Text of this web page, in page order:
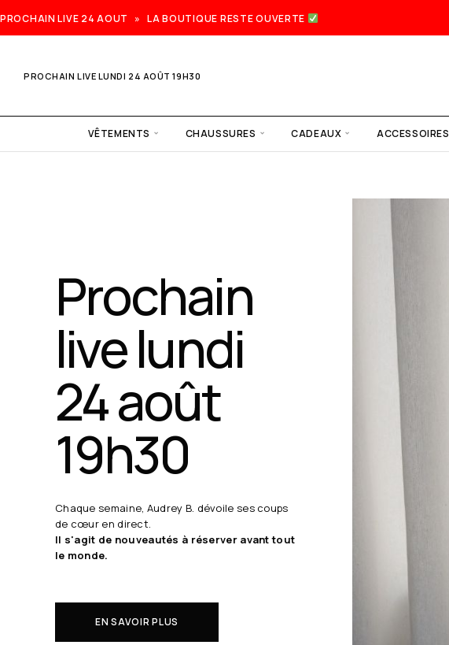
PROCHAIN LIVE 24 AOUT » LA BOUTIQUE RESTE OUVERTE
PROCHAIN LIVE LUNDI 24 AOÛT 19H30
VÊTEMENTS CHAUSSURES CADEAUX ACCESSOIRES
Prochain
live lundi
24 août
19h30
Chaque semaine, Audrey B. dévoile ses coups
de cœur en direct.
Il s'agit de nouveautés à réserver avant tout
le monde.
EN SAVOIR PLUS